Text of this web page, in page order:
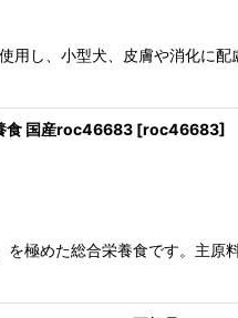
し、小型犬、皮膚や消化に
食 国産roc46683 [roc46683]
極めた総合栄養食です。主原